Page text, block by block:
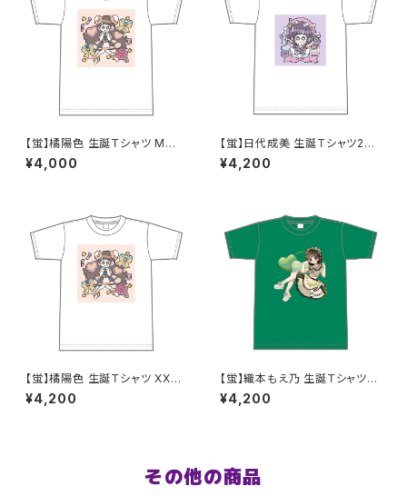
【蛍】橘陽色 生誕Ｔシャツ M〜X
Lサイズ
¥4,000
【蛍】日代成美 生誕Ｔシャツ202
5 XXL〜XXXLサイズ
¥4,200
【蛍】橘陽色 生誕Ｔシャツ XX
L〜XXXLサイズ
¥4,200
【蛍】織本もえ乃 生誕Ｔシャツ2
025 XXL〜XXXLサイズ
¥4,200
その他の商品